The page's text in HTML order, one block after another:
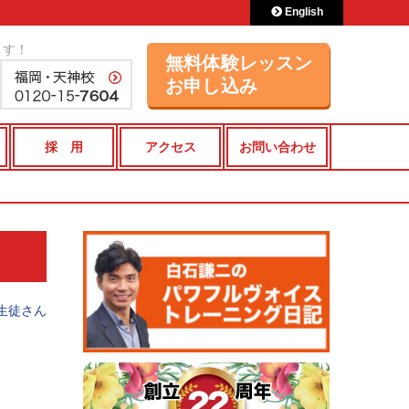
！
無料体験レッスン
お申し込み
English
採 用 アクセス お問い合わせ
徒さん